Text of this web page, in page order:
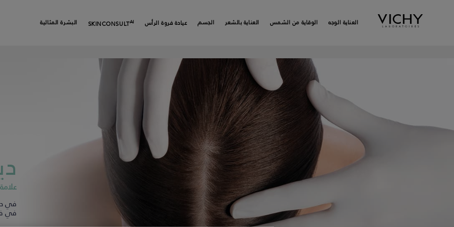
العناية الوجه الوقاية من الشمس العناية بالشعر الجسم عيادة فروة الرأس SKINCONSULTAI البشرة المثالية
في
في